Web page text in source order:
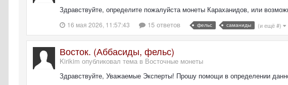
Здравствуйте, определите пожалуйста монеты Караханидов, или
16 мая 2026, 11:57:43 15 ответов фельс саманиды (и ещё #)
Восток. (Аббасиды, фельс)
Kirikim опубликовал тема в Восточные монеты
Здравствуйте, Уважаемые Эксперты! Прошу помощи в определении